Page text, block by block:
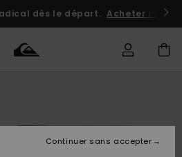
dès le départ. Acheter
à
Continuer sans accepter